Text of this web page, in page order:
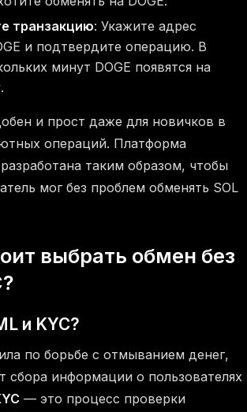
транзакцию: Укажите адрес
и подтвердите операцию. В
минут DOGE появятся на
и прост даже для новичков в
операций. Платформа
разработана таким образом, чтобы
мог без проблем обменять SOL
выбрать обмен без
и KYC?
по борьбе с отмыванием денег,
сбора информации о пользователях
— это процесс проверки